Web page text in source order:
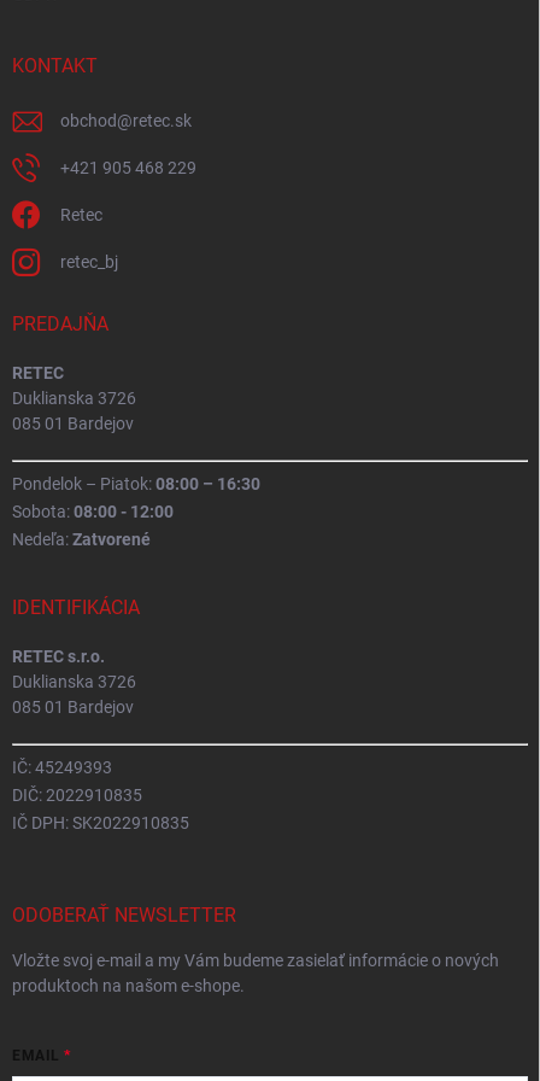
KONTAKT
obchod@retec.sk
+421 905 468 229
Retec
retec_bj
PREDAJŇA
RETEC
Duklianska 3726
085 01 Bardejov
Pondelok – Piatok:08:00 – 16:30
Sobota:08:00 - 12:00
Nedeľa:Zatvorené
IDENTIFIKÁCIA
RETEC s.r.o.
Duklianska 3726
085 01 Bardejov
IČ: 45249393
DIČ: 2022910835
IČ DPH: SK2022910835
ODOBERAŤ NEWSLETTER
Vložte svoj e-mail a my Vám budeme zasielať informácie o nových
produktoch na našom e-shope.
EMAIL